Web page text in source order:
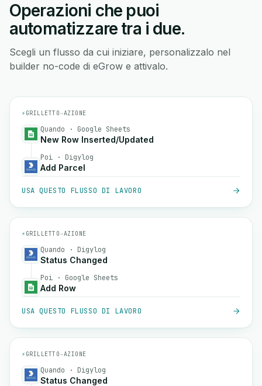
Operazioni che puoi
automatizzare tra i due.
Scegli un flusso da cui iniziare, personalizzalo nel
builder no-code di eGrow e attivalo.
⚡ GRILLETTO→AZIONE
Quando · Google Sheets
New Row Inserted/Updated
Poi · Digylog
Add Parcel
USA QUESTO FLUSSO DI LAVORO
⚡ GRILLETTO→AZIONE
Quando · Digylog
Status Changed
Poi · Google Sheets
Add Row
USA QUESTO FLUSSO DI LAVORO
⚡ GRILLETTO→AZIONE
Quando · Digylog
Status Changed